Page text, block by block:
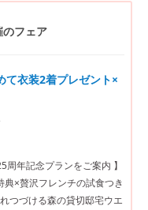
のフェア
衣装2着プレゼント×
年記念プランをご案内 】
×贅沢フレンチの試食つき
つづける森の貸切邸宅ウエ